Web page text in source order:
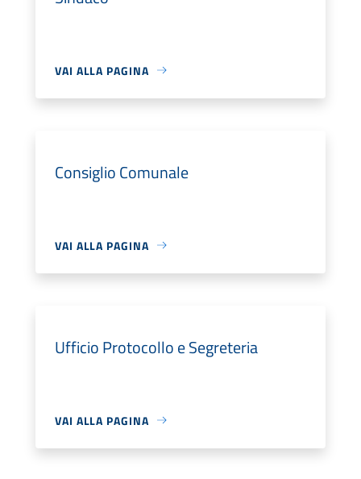
VAI ALLA PAGINA
Consiglio Comunale
VAI ALLA PAGINA
Ufficio Protocollo e Segreteria
VAI ALLA PAGINA